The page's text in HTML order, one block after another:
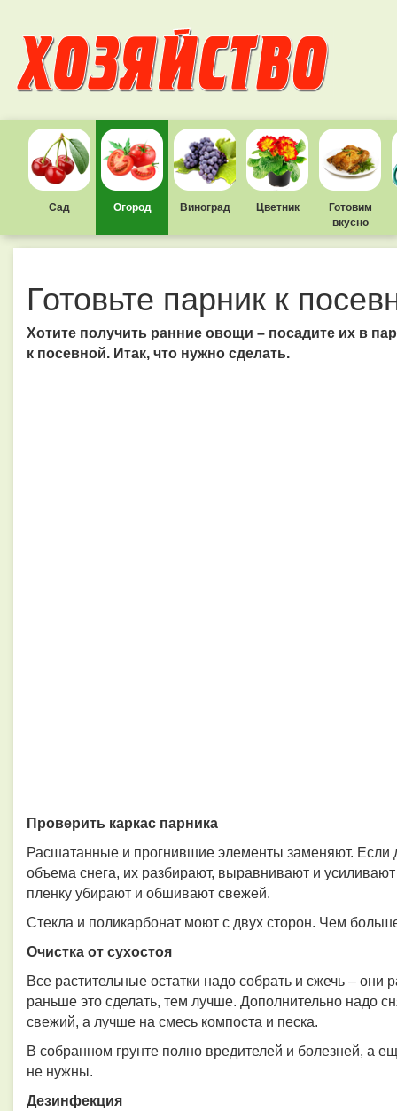
Сад Огород Виноград Цветник
Готовим
вкусно
Готовьте парник к
Хотите получить ранние овощи – посадите их в
к посевной. Итак, что нужно сделать.
Проверить каркас парника
Расшатанные и прогнившие элементы заменяют.
объема снега, их разбирают, выравнивают и
пленку убирают и обшивают свежей.
Стекла и поликарбонат моют с двух сторон. Чем
Очистка от сухостоя
Все растительные остатки надо собрать и сжечь – они
раньше это сделать, тем лучше. Дополнительно надо
свежий, а лучше на смесь компоста и песка.
В собранном грунте полно вредителей и болезней, а
не нужны.
Дезинфекция